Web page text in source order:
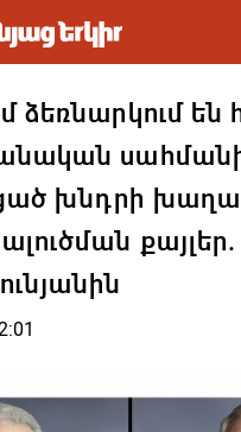
ձեռնարկում են
խնդրի